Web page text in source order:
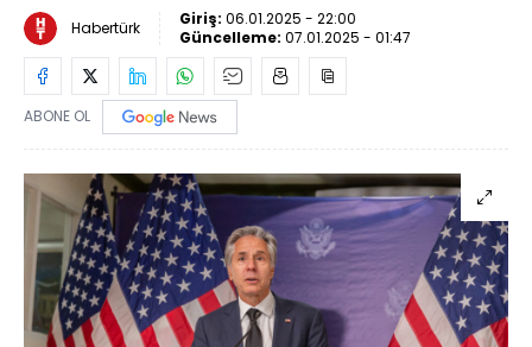
Habertürk Giriş: 06.01.2025 - 22:00
Güncelleme: 07.01.2025 - 01:47
ABONE OL